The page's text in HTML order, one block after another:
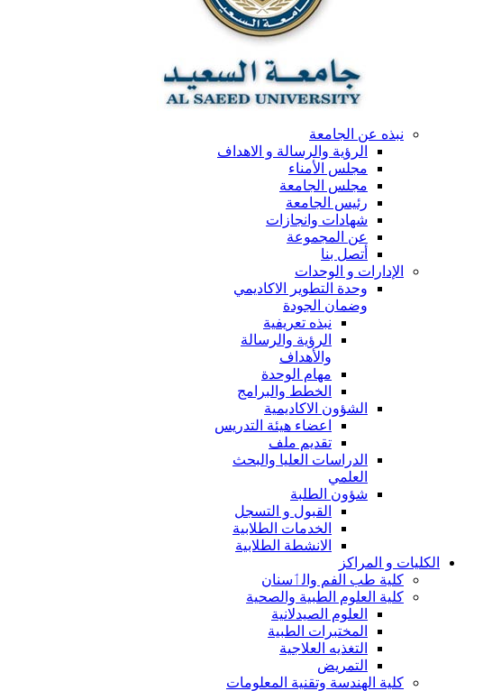
نبذه عن الجامعة
الرؤية والرسالة و الاهداف
مجلس الأمناء
مجلس الجامعة
رئيس الجامعة
شهادات وانجازات
عن المجموعة
أتصل بنا
الإدارات و الوحدات
وحدة التطوير الاكاديمي
وضمان الجودة
نبذه تعريفية
الرؤية والرسالة
والأهداف
مهام الوحدة
الخطط والبرامج
الشؤون الاكاديمية
اعضاء هيئة التدريس
تقديم ملف
الدراسات العليا والبحث
العلمي
شؤون الطلبة
القبول و التسجل
الخدمات الطلابية
الانشطة الطلابية
الكليات و المراكز
كلية طب الفم والٲسنان
كلية العلوم الطبية والصحية
العلوم الصيدلانية
المختبرات الطبية
التغذيه العلاجية
التمريض
كلية الهندسة وتقنية المعلومات